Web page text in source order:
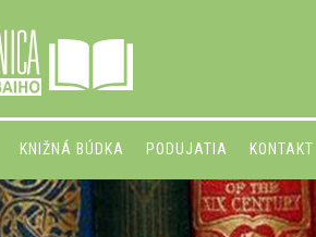
KNIŽNÁ BÚDKA PODUJATIA KONTAKT